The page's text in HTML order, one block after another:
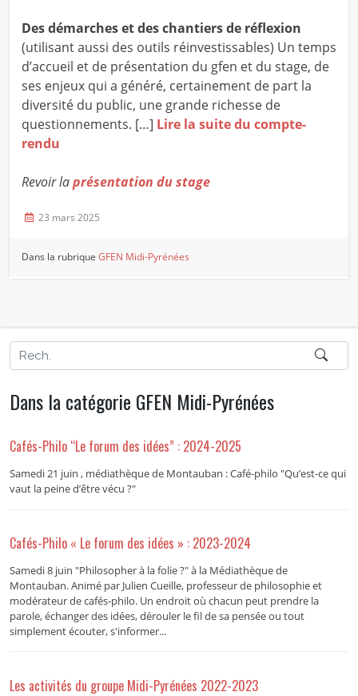
Des démarches et des chantiers de réflexion
(utilisant aussi des outils réinvestissables) Un temps
d’accueil et de présentation du gfen et du stage, de
ses enjeux qui a généré, certainement de part la
diversité du public, une grande richesse de
questionnements. […] Lire la suite du compte-
rendu
Revoir laprésentation du stage
23 mars 2025
Dans la rubriqueGFEN Midi-Pyrénées
Dans la catégorie GFEN Midi-Pyrénées
Cafés-Philo “Le forum des idées” : 2024-2025
Samedi 21 juin , médiathèque de Montauban : Café-philo "Qu’est-ce qui
vaut la peine d’être vécu ?"
Cafés-Philo « Le forum des idées » : 2023-2024
Samedi 8 juin "Philosopher à la folie ?" à la Médiathèque de
Montauban. Animé par Julien Cueille, professeur de philosophie et
modérateur de cafés-philo. Un endroit où chacun peut prendre la
parole, échanger des idées, dérouler le fil de sa pensée ou tout
simplement écouter, s'informer...
Les activités du groupe Midi-Pyrénées 2022-2023